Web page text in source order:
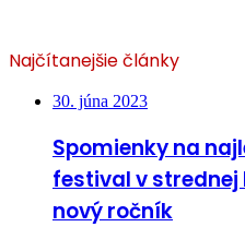
Najčítanejšie články
30. júna 2023
Spomienky na
festival v strednej
nový ročník